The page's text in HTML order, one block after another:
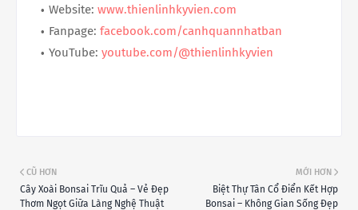
Website: www.thienlinhkyvien.com
Fanpage: facebook.com/canhquannhatban
YouTube: youtube.com/@thienlinhkyvien
MỚI HƠN
Biệt Thự Tân Cổ Điển Kết Hợp
Bonsai – Không Gian Sống Đẹp
CŨ HƠN
Cây Xoài Bonsai Trĩu Quả – Vẻ Đẹp
Thơm Ngọt Giữa Làng Nghệ Thuật